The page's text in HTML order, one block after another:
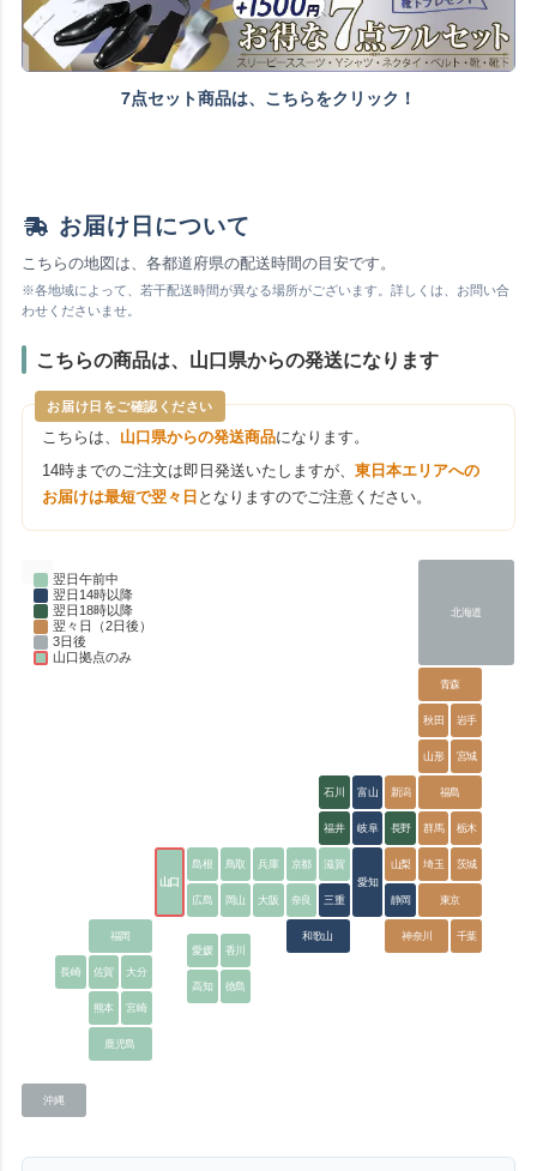
7点セット商品は、こちらをクリック！
お届け日について
こちらの地図は、各都道府県の配送時間の目安です。
※各地域によって、若干配送時間が異なる場所がございます。詳しくは、お問い合
わせくださいませ。
こちらの商品は、山口県からの発送になります
お届け日をご確認ください
こちらは、 山口県からの発送商品になります。
14時までのご注文は即日発送いたしますが、東日本エリアへの
お届けは最短で翌々日 となりますのでご注意ください。
翌日午前中
翌日14時以降
翌日18時以降
翌々日（2日後）
3日後
山口拠点のみ
北海道
青森
秋田 岩手
山形 宮城
福島
新潟
群馬 栃木
埼玉 茨城
東京
神奈川 千葉
山梨
石川
福井 長野
富山
岐阜
愛知
静岡
三重
和歌山
山口
島根 鳥取
広島 岡山
兵庫 京都 滋賀
大阪 奈良
香川
愛媛
徳島
高知
福岡
佐賀 大分
熊本
長崎
宮崎
鹿児島
沖縄